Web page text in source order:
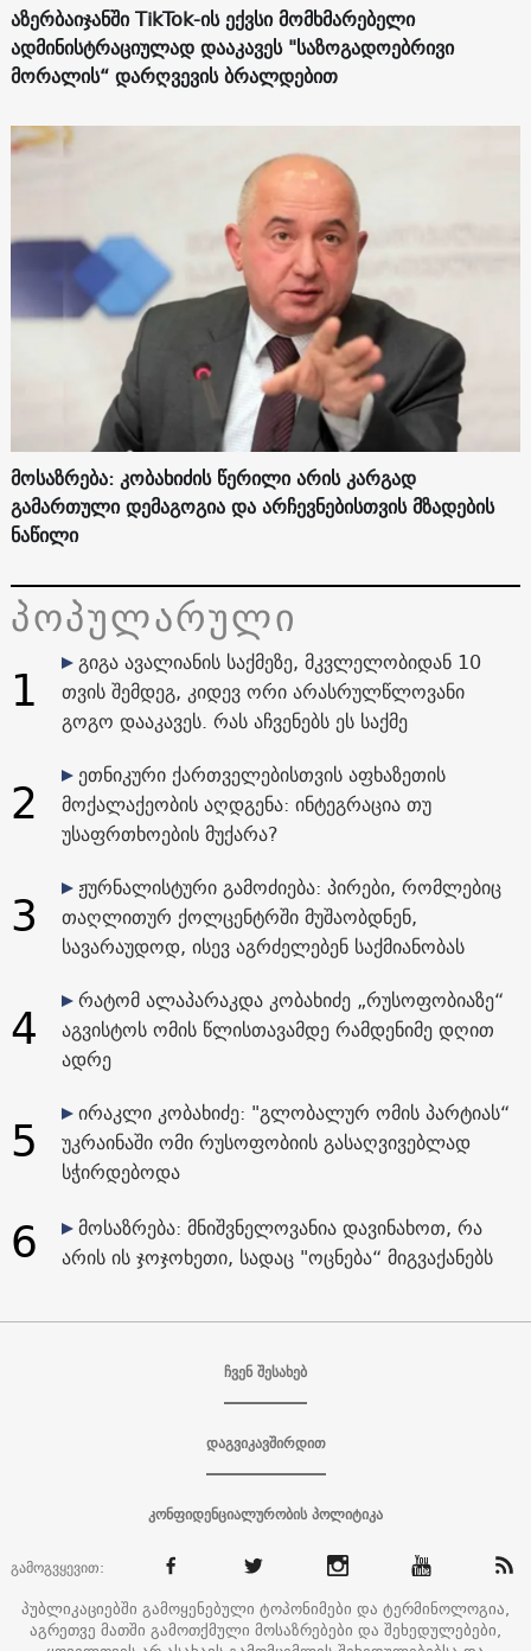
აზერბაიჯანში TikTok-ის ექვსი მომხმარებელი
ადმინისტრაციულად დააკავეს "საზოგადოებრივი
მორალის“ დარღვევის ბრალდებით
მოსაზრება: კობახიძის წერილი არის კარგად
გამართული დემაგოგია და არჩევნებისთვის მზადების
ნაწილი
პოპულარული
1
გიგა ავალიანის საქმეზე, მკვლელობიდან 10
თვის შემდეგ, კიდევ ორი არასრულწლოვანი
გოგო დააკავეს. რას აჩვენებს ეს საქმე
2
ეთნიკური ქართველებისთვის აფხაზეთის
მოქალაქეობის აღდგენა: ინტეგრაცია თუ
უსაფრთხოების მუქარა?
3
ჟურნალისტური გამოძიება: პირები, რომლებიც
თაღლითურ ქოლცენტრში მუშაობდნენ,
სავარაუდოდ, ისევ აგრძელებენ საქმიანობას
4
რატომ ალაპარაკდა კობახიძე „რუსოფობიაზე“
აგვისტოს ომის წლისთავამდე რამდენიმე დღით
ადრე
5
ირაკლი კობახიძე: "გლობალურ ომის პარტიას“
უკრაინაში ომი რუსოფობიის გასაღვივებლად
სჭირდებოდა
6
მოსაზრება: მნიშვნელოვანია დავინახოთ, რა
არის ის ჯოჯოხეთი, სადაც "ოცნება“ მიგვაქანებს
ჩვენ შესახებ
დაგვიკავშირდით
კონფიდენციალურობის პოლიტიკა
გამოგვყევით:
პუბლიკაციებში გამოყენებული ტოპონიმები და ტერმინოლოგია,
აგრეთვე მათში გამოთქმული მოსაზრებები და შეხედულებები,